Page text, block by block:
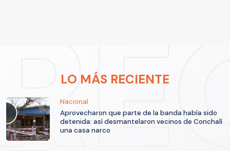
LO MÁS RECIENTE
Nacional
Aprovecharon que parte de la banda había sido
detenida: así desmantelaron vecinos de Conchalí
una casa narco